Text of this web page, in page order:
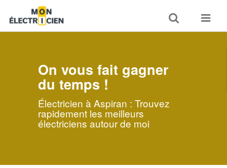
Toggle
search
Toggle
On vous fait gagner
du temps !
Électricien à Aspiran : Trouvez
rapidement les meilleurs
électriciens autour de moi